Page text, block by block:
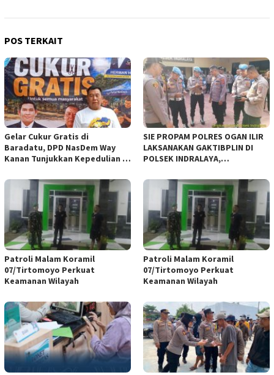
POS TERKAIT
Gelar Cukur Gratis di
Baradatu, DPD NasDem Way
Kanan Tunjukkan Kepedulian di
SIE PROPAM POLRES OGAN ILIR
LAKSANAKAN GAKTIBPLIN DI
POLSEK INDRALAYA,
PERSONEL POLRI*
Patroli Malam Koramil
07/Tirtomoyo Perkuat
Keamanan Wilayah
Patroli Malam Koramil
07/Tirtomoyo Perkuat
Keamanan Wilayah